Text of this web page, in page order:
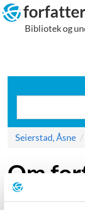
Hop
til
indholdBibliotek og
Seierstad, Åsne
Om